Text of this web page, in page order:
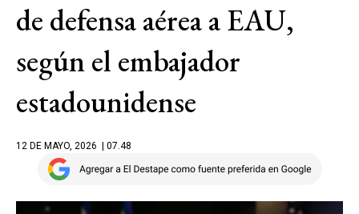
de defensa aérea a EAU,
según el embajador
estadounidense
12 DE MAYO, 2026 | 07.48